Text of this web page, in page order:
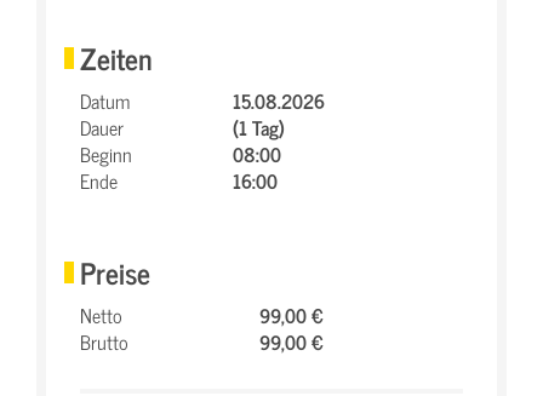
Zeiten
Datum
15.08.2026
Dauer
(1 Tag)
Beginn
08:00
Ende
16:00
Preise
Netto
99,00 €
Brutto
99,00 €